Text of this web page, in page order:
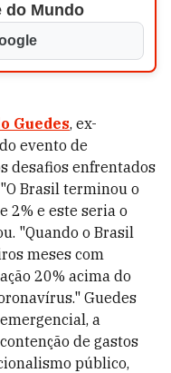
do Mundo
Guedes, ex-
evento de
desafios enfrentados
Brasil terminou o
2% e este seria o
"Quando o Brasil
meses com
20% acima do
Guedes
a
de gastos
público,